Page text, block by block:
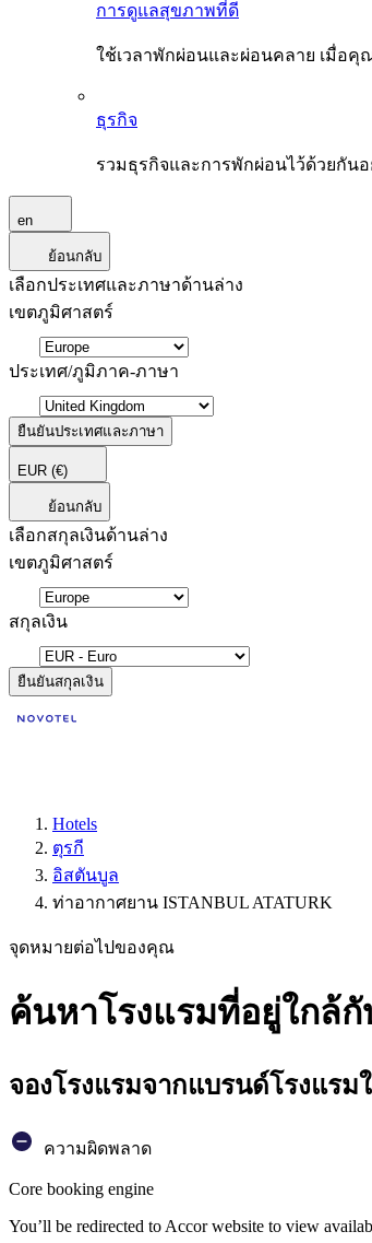
การดูแลสุขภาพที่ดี
ใช้เวลาพักผ่อนและผ่อนคลาย เมื่อ
ธุรกิจ
รวมธุรกิจและการพักผ่อนไว้ด้วยกัน
en
ย้อนกลับ
เลือกประเทศและภาษาด้านล่าง
เขตภูมิศาสตร์
ประเทศ/ภูมิภาค-ภาษา
ยืนยันประเทศและภาษา
EUR (€)
ย้อนกลับ
เลือกสกุลเงินด้านล่าง
เขตภูมิศาสตร์
สกุลเงิน
ยืนยันสกุลเงิน
Hotels
ตุรกี
อิสตันบูล
ท่าอากาศยาน ISTANBUL ATATURK
จุดหมายต่อไปของคุณ
ค้นหาโรงแรมที่อยู่ใกล้
จองโรงแรมจากแบรนด์โรงแรม
ความผิดพลาด
Core booking engine
You’ll be redirected to Accor website to view